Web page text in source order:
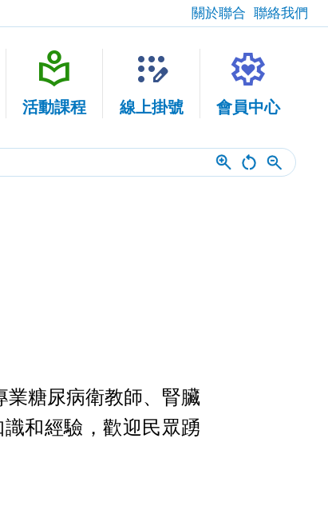
關於聯合 聯絡我們
local_library
活動課程
app_registration
線上掛號
settings_heart
會員中心
糖尿病衛教師、腎臟
和經驗，歡迎民眾踴